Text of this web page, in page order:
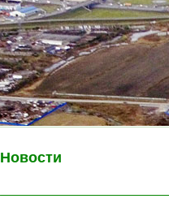
Новости